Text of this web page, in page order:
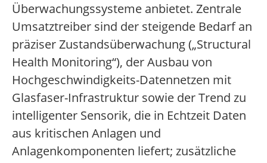
Überwachungssysteme anbietet. Zentrale
Umsatztreiber sind der steigende Bedarf an
präziser Zustandsüberwachung („Structural
Health Monitoring“), der Ausbau von
Hochgeschwindigkeits-Datennetzen mit
Glasfaser-Infrastruktur sowie der Trend zu
intelligenter Sensorik, die in Echtzeit Daten
aus kritischen Anlagen und
Anlagenkomponenten liefert; zusätzliche